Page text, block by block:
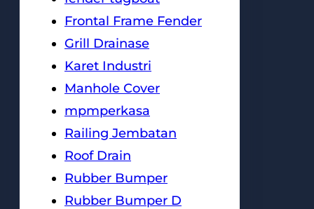
Frontal Frame Fender
Grill Drainase
Karet Industri
Manhole Cover
mpmperkasa
Railing Jembatan
Roof Drain
Rubber Bumper
Rubber Bumper D